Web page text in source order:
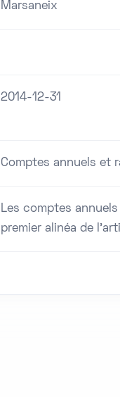
Marsaneix
2014-12-31
Comptes annuels et
Les comptes
premier alinéa de